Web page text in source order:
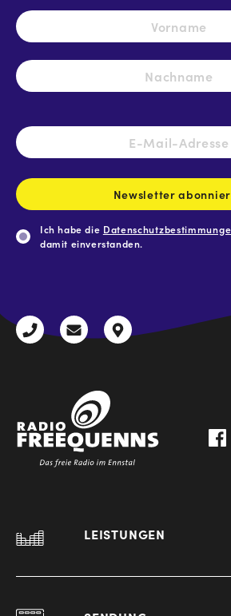
Name *
E-
Mail-
Newsletter
Ich habe die
damit einverstanden.
+43
radio@freequenns.at
Kulturhausstraße
LEISTUNGEN